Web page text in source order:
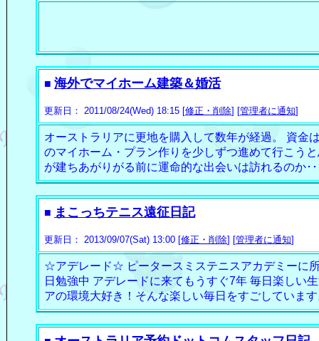
■ 海外でマイホーム建築＆婚活
更新日： 2011/08/24(Wed) 18:15 [修正・削除] [管理者に通知]
オーストラリアに更地を購入して数年が経過。 資金
のマイホーム・プラン作りを少しずつ進めて行こう
が建ちあがりがる前に運命的な出会いは訪れるのか･･
■ まこっちテニス遠征日記
更新日： 2013/09/07(Sat) 13:00 [修正・削除] [管理者に通知]
☆アデレード☆ ピータースミステニスアカデミーに
日勉強中 アデレードに来てもうすぐ7年 毎日楽しい
アの環境大好き！そんな楽しい毎日をすごしていま